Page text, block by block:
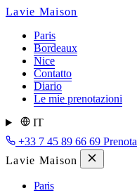
Lavie Maison
Paris
Bordeaux
Nice
Contatto
Diario
Le mie prenotazioni
IT
+33 7 45 89 66 69 Prenota
Lavie Maison
Paris